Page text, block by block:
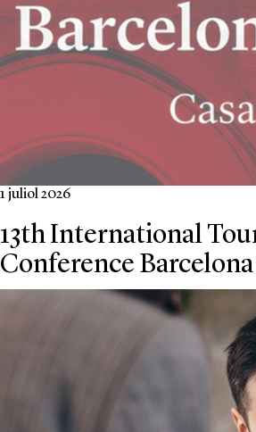
1 juliol 2026
13th International
Conference Barcelona